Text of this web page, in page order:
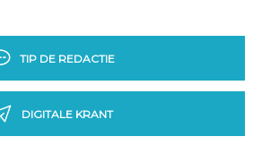
TIP DE REDACTIE
DIGITALE KRANT